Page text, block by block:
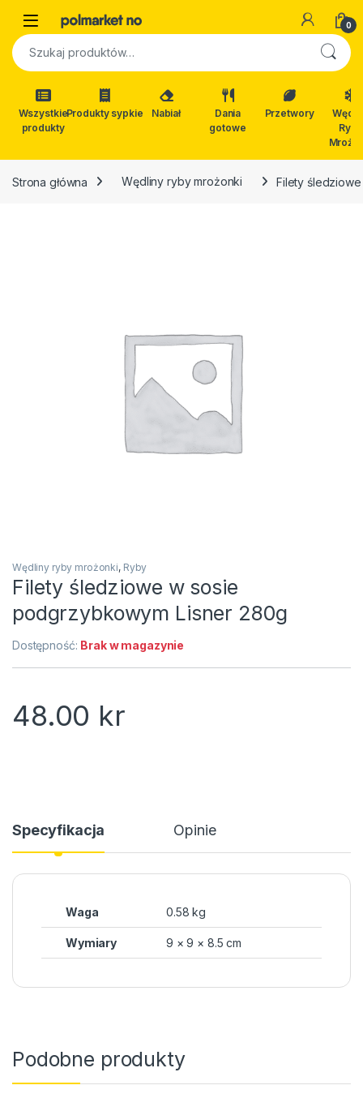
Open 0
Szukaj:
Wszystkie
produkty
Produkty sypkie Nabiał
Dania
gotowe
Przetwory
Ryby
Strona główna Wędliny ryby mrożonki Filety
Wędliny ryby mrożonki, Ryby
Filety śledziowe w sosie
podgrzybkowym Lisner 280g
Dostępność: Brak w magazynie
48.00 kr
Specyfikacja Opinie
Waga 0.58 kg
Wymiary 9 × 9 × 8.5 cm
Podobne produkty